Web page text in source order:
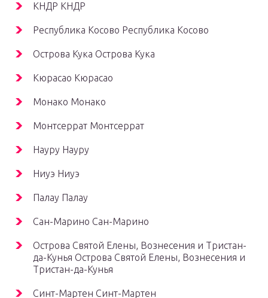
КНДР КНДР
Республика Косово Республика Косово
Острова Кука Острова Кука
Кюрасао Кюрасао
Монако Монако
Монтсеррат Монтсеррат
Науру Науру
Ниуэ Ниуэ
Палау Палау
Сан-Марино Сан-Марино
Острова Святой Елены, Вознесения и Тристан-
да-Кунья Острова Святой Елены, Вознесения и
Тристан-да-Кунья
Синт-Мартен Синт-Мартен